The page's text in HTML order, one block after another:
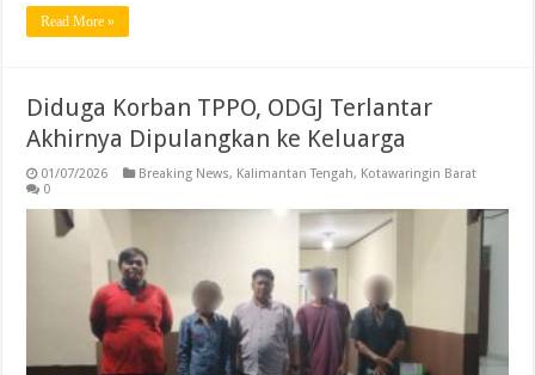
Read More »
Diduga Korban TPPO, ODGJ Terlantar
Akhirnya Dipulangkan ke Keluarga
01/07/2026 Breaking News, Kalimantan Tengah, Kotawaringin Barat
0